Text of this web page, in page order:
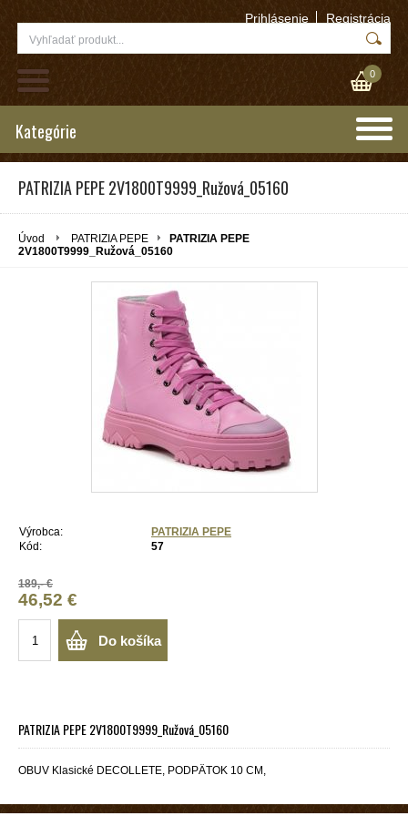
Prihlásenie Registrácia
0
Kategórie
PATRIZIA PEPE 2V1800T9999_Ružová_05160
Úvod PATRIZIA PEPE
PATRIZIA PEPE
2V1800T9999_Ružová_05160
Výrobca:
PATRIZIA PEPE
Kód:
57
189,- €
46,52 €
Do košíka
PATRIZIA PEPE 2V1800T9999_Ružová_05160
OBUV Klasické DECOLLETE, PODPÄTOK 10 CM,